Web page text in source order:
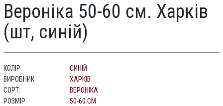
Вероніка 50-60 см. Харків
(шт, синій)
КОЛІР:
СИНІЙ
ВИРОБНИК:
ХАРКІВ
СОРТ:
ВЕРОНІКА
РОЗМІР:
50-60 СМ